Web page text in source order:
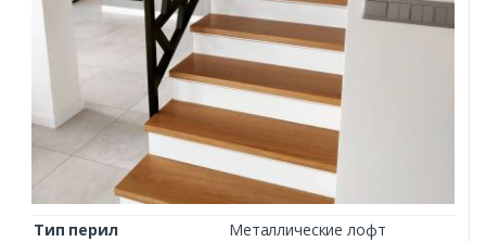
Тип перил
Металлические лофт